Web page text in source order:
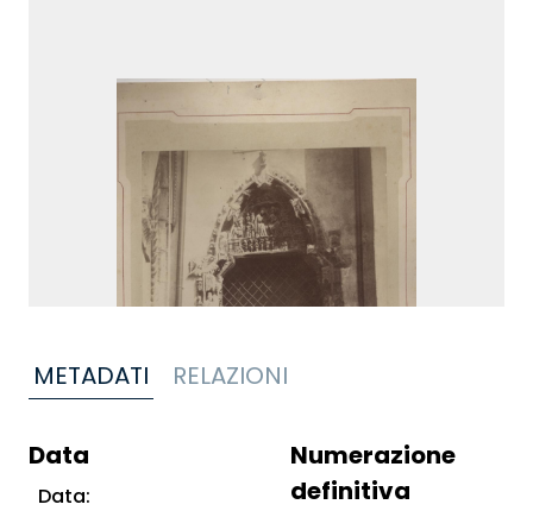
METADATI RELAZIONI
Data
Data:
Numerazione
definitiva